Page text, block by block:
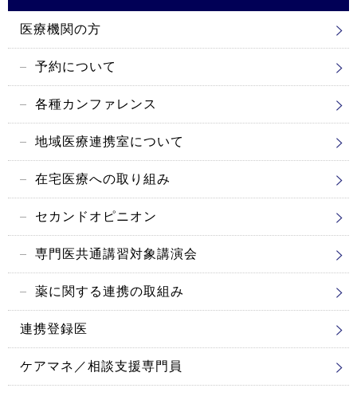
医療機関の方
予約について
各種カンファレンス
地域医療連携室について
在宅医療への取り組み
セカンドオピニオン
専門医共通講習対象講演会
薬に関する連携の取組み
連携登録医
ケアマネ／相談支援専門員